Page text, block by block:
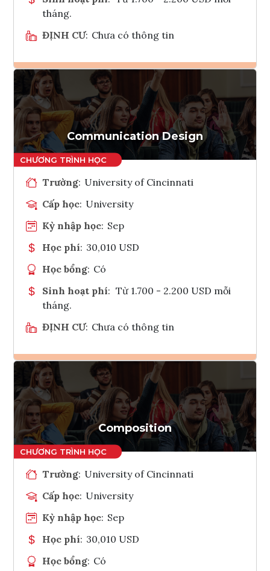
tháng.
ĐỊNH CƯ: Chưa có thông tin
Ghi danh
Tham vấn Interlink
Communication Design
Trường: University of Cincinnati
Cấp học: University
Kỳ nhập học: Sep
Học phí: 30,010 USD
Học bổng: Có
Sinh hoạt phí: Từ 1.700 - 2.200 USD mỗi
tháng.
ĐỊNH CƯ: Chưa có thông tin
Ghi danh
Tham vấn Interlink
Composition
Trường: University of Cincinnati
Cấp học: University
Kỳ nhập học: Sep
Học phí: 30,010 USD
Học bổng: Có